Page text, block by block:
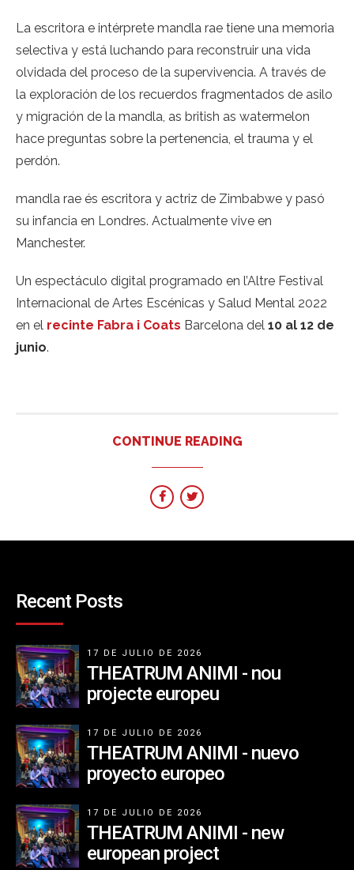
La escritora e intérprete mandla rae tiene una memoria
selectiva y está luchando para reconstruir una vida
olvidada del proceso de la supervivencia. A través de
la exploración de los recuerdos fragmentados de asilo
y migración de la mandla, as british as watermelon
hace preguntas sobre la pertenencia, el trauma y el
perdón.
mandla rae és escritora y actriz de Zimbabwe y pasó
su infancia en Londres. Actualmente vive en
Manchester.
Un espectáculo digital programado en l’Altre Festival
Internacional de Artes Escénicas y Salud Mental 2022
en el recinte Fabra i Coats Barcelona del 10 al 12 de
junio.
CONTINUE READING
Recent Posts
17 DE JULIO DE 2026
THEATRUM ANIMI - nou
projecte europeu
17 DE JULIO DE 2026
THEATRUM ANIMI - nuevo
proyecto europeo
17 DE JULIO DE 2026
THEATRUM ANIMI - new
european project